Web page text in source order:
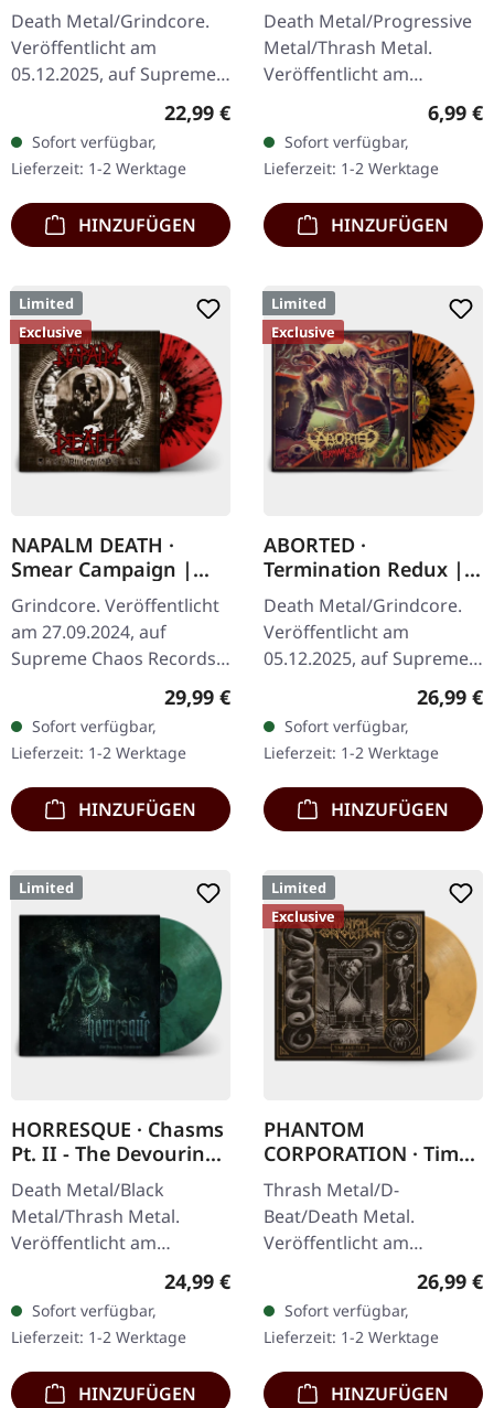
TRANSPARENT
RED/BLACK LP
Death Metal/Grindcore.
Veröffentlicht am
05.12.2025, auf Supreme
Chaos Records. Zum
ersten Mal auf Vinyl mit
speziellem Mastering
extra für Vinyl.…
Regulärer Preis:
22,99 €
Sofort verfügbar,
Lieferzeit: 1-2 Werktage
HINZUFÜGEN
Death | CD
Death Metal/Progressive
Metal/Thrash Metal.
Veröffentlicht am
08.08.2008, auf Supreme
Chaos Records. CD im
Jewelcase mit 8-seitigem
Booklet.…
6,99 €
Sofort verfügbar,
Lieferzeit: 1-2 Werktage
HINZUFÜGEN
Limited
Exclusive
NAPALM DEATH ·
Smear Campaign |
TRANSPARENT
RED/BLACK SPLATTER
LP
Grindcore. Veröffentlicht
am 27.09.2024, auf
Supreme Chaos Records.
Exklusives Splatter-Vinyl
mit Insert und schwerem
Cover, limitiert auf 100…
Regulärer Preis:
29,99 €
Sofort verfügbar,
Lieferzeit: 1-2 Werktage
HINZUFÜGEN
Limited
Exclusive
ABORTED ·
Termination Redux |
ORANGE/BLACK
SPLATTER LP
Death Metal/Grindcore.
Veröffentlicht am
05.12.2025, auf Supreme
Orangenes Vinyl mit
schwarzen Splattern -
"Slash Splatter Vinyl".…
26,99 €
Sofort verfügbar,
Lieferzeit: 1-2 Werktage
HINZUFÜGEN
Limited
HORRESQUE · Chasms
Pt. II - The Devouring
Exorbitance |
MARBLED LP
Death Metal/Black
Metal/Thrash Metal.
Veröffentlicht am
22.03.2024, auf Supreme
Chaos Records. Exklusives
'Malstrom
Clear/Grün/Schwarz
marmoriertes'…
Regulärer Preis:
24,99 €
Sofort verfügbar,
Lieferzeit: 1-2 Werktage
HINZUFÜGEN
Limited
Exclusive
PHANTOM
CORPORATION · Time
And Tide | ORANGE
MARBLED LP
Thrash Metal/D-
Beat/Death Metal.
Veröffentlicht am
12.12.2025, auf Supreme
Chaos Records. Orange
marmoriertes Vinyl mit
Insert. Limitiert auf 150…
26,99 €
Sofort verfügbar,
Lieferzeit: 1-2 Werktage
HINZUFÜGEN